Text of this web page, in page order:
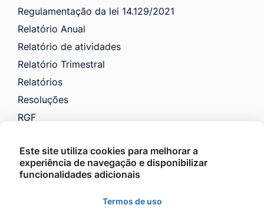
Regulamentação da lei 14.129/2021
Relatório Anual
Relatório de atividades
Relatório Trimestral
Relatórios
Resoluções
RGF
Saúde
VTN e Código Tributário
Este site utiliza cookies para melhorar a
experiência de navegação e disponibilizar
funcionalidades adicionais
Termos de uso